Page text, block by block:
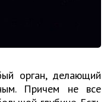
орган, делающий
Причем не все